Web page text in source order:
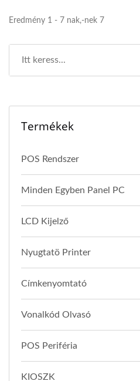
Eredmény 1 - 7 nak,-nek 7
Termékek
POS Rendszer
Minden Egyben Panel PC
LCD Kijelző
Nyugtatö Printer
Címkenyomtató
Vonalkód Olvasó
POS Periféria
KIOSZK